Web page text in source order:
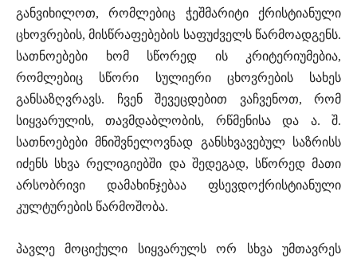
განვიხილოთ, რომლებიც ჭეშმარიტი ქრისტიანული
ცხოვრების, მისწრაფებების საფუძველს წარმოადგენს.
სათნოებები ხომ სწორედ ის კრიტერიუმებია,
რომლებიც სწორი სულიერი ცხოვრების სახეს
განსაზღვრავს. ჩვენ შევეცდებით ვაჩვენოთ, რომ
სიყვარულის, თავმდაბლობის, რწმენისა და ა. შ.
სათნოებები მნიშვნელოვნად განსხვავებულ საზრისს
იძენს სხვა რელიგიებში და შედეგად, სწორედ მათი
არსობრივი დამახინჯებაა ფსევდოქრისტიანული
კულტურების წარმოშობა.
პავლე მოციქული სიყვარულს ორ სხვა უმთავრეს